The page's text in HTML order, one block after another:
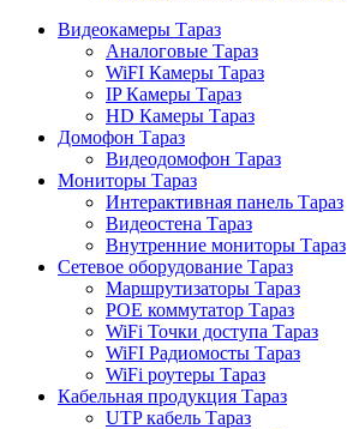
Видеокамеры Тараз
Аналоговые Тараз
WiFI Камеры Тараз
IP Камеры Тараз
HD Камеры Тараз
Домофон Тараз
Видеодомофон Тараз
Мониторы Тараз
Интерактивная панель Тараз
Видеостена Тараз
Внутренние мониторы Тараз
Сетевое оборудование Тараз
Маршрутизаторы Тараз
POE коммутатор Тараз
WiFi Точки доступа Тараз
WiFI Радиомосты Тараз
WiFi роутеры Тараз
Кабельная продукция Тараз
UTP кабель Тараз